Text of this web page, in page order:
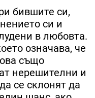
бившите си,
си и
в любовта.
означава, че
също
нерешителни и
се склонят да